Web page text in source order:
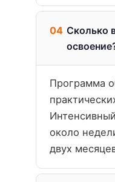
Сколько
Программа
около
двух